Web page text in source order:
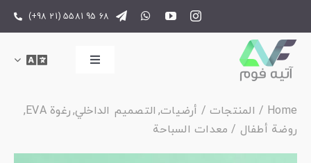
content
(+98 21) 5581 95 68
Toggle
الصفحة الرئيسية
المنتجات
Home المنتجات أرضيات التصميم الداخلي رغوة EVA
روضة أطفال
معدات السباحة